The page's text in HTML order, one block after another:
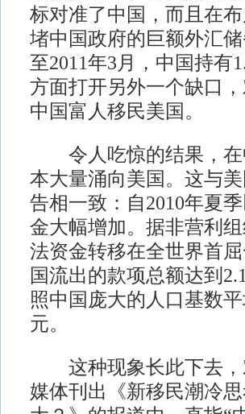
标对准了中国，而且在
堵中国政府的巨额外汇
至2011年3月，中国持有
方面打开另外一个缺口
中国富人移民美国。
令人吃惊的结果，在
本大量涌向美国。这与
告相一致：自2010年夏
金大幅增加。据非营利
法资金转移在全世界首
国流出的款项总额达到
照中国庞大的人口基数
元。
这种现象长此下去，
媒体刊出《新移民潮冷